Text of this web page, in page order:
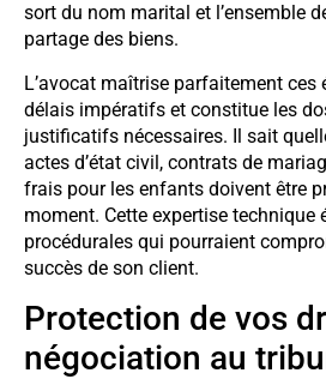
sort du nom marital et l’ensemble
partage des biens.
L’avocat maîtrise parfaitement ces
délais impératifs et constitue les
justificatifs nécessaires. Il sait
actes d’état civil, contrats de
frais pour les enfants doivent être
moment. Cette expertise technique
procédurales qui pourraient
succès de son client.
Protection de vos
négociation au